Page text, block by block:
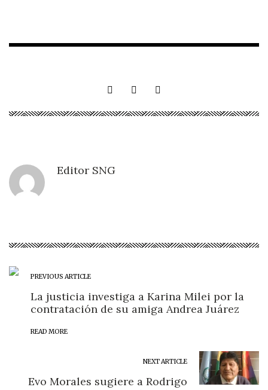
Editor SNG
PREVIOUS ARTICLE
La justicia investiga a Karina Milei por la
contratación de su amiga Andrea Juárez
READ MORE
NEXT ARTICLE
Evo Morales sugiere a Rodrigo